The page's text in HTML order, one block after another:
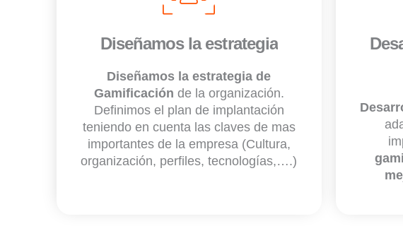
Diseñamos la estrategia
Diseñamos la estrategia de
Gamificación de la organización.
Definimos el plan de implantación
teniendo en cuenta las claves de mas
importantes de la empresa (Cultura,
organización, perfiles, tecnologías,….)